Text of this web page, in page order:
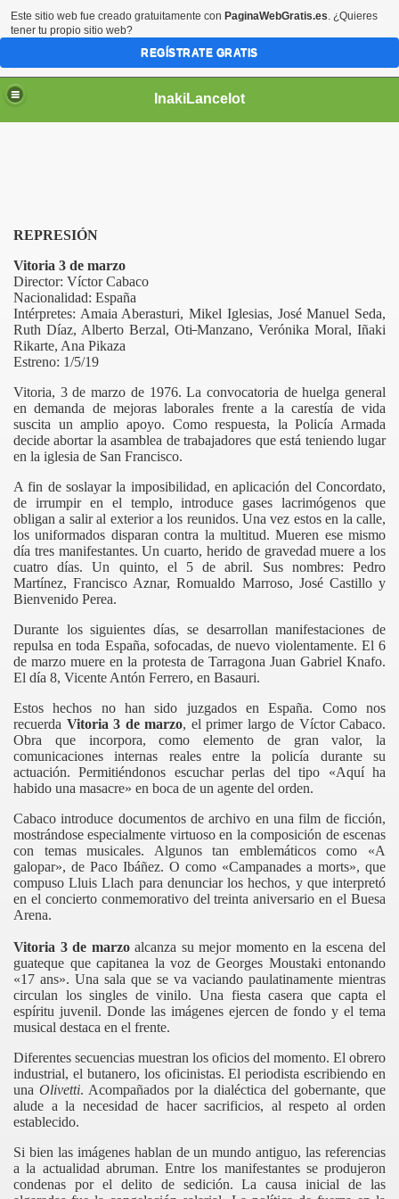
InakiLancelot
REPRESIÓN
Vitoria 3 de marzo
Director: Víctor Cabaco
Nacionalidad: España
Intérpretes: Amaia Aberasturi, Mikel Iglesias, José Manuel Seda,
Ruth Díaz, Alberto Berzal, Oti Manzano, Verónika Moral, Iñaki
Rikarte, Ana Pikaza
Estreno: 1/5/19
Vitoria, 3 de marzo de 1976. La convocatoria de huelga general
en demanda de mejoras laborales frente a la carestía de vida
suscita un amplio apoyo. Como respuesta, la Policía Armada
decide abortar la asamblea de trabajadores que está teniendo lugar
en la iglesia de San Francisco.
A fin de soslayar la imposibilidad, en aplicación del Concordato,
de irrumpir en el templo, introduce gases lacrimógenos que
obligan a salir al exterior a los reunidos. Una vez estos en la calle,
los uniformados disparan contra la multitud. Mueren ese mismo
día tres manifestantes. Un cuarto, herido de gravedad muere a los
cuatro días. Un quinto, el 5 de abril. Sus nombres: Pedro
Martínez, Francisco Aznar, Romualdo Marroso, José Castillo y
Bienvenido Perea.
Durante los siguientes días, se desarrollan manifestaciones de
repulsa en toda España, sofocadas, de nuevo violentamente. El 6
de marzo muere en la protesta de Tarragona Juan Gabriel Knafo.
El día 8, Vicente Antón Ferrero, en Basauri.
Estos hechos no han sido juzgados en España. Como nos
recuerda Vitoria 3 de marzo, el primer largo de Víctor Cabaco.
Obra que incorpora, como elemento de gran valor, la
comunicaciones internas reales entre la policía durante su
actuación. Permitiéndonos escuchar perlas del tipo «Aquí ha
habido una masacre» en boca de un agente del orden.
Cabaco introduce documentos de archivo en una film de ficción,
mostrándose especialmente virtuoso en la composición de escenas
con temas musicales. Algunos tan emblemáticos como «A
galopar», de Paco Ibáñez. O como «Campanades a morts», que
compuso Lluis Llach para denunciar los hechos, y que interpretó
en el concierto conmemorativo del treinta aniversario en el Buesa
Arena.
Vitoria 3 de marzoalcanza su mejor momento en la escena del
guateque que capitanea la voz de Georges Moustaki entonando
«17 ans». Una sala que se va vaciando paulatinamente mientras
circulan los singles de vinilo. Una fiesta casera que capta el
espíritu juvenil. Donde las imágenes ejercen de fondo y el tema
musical destaca en el frente.
Diferentes secuencias muestran los oficios del momento. El obrero
industrial, el butanero, los oficinistas. El periodista escribiendo en
una Olivetti. Acompañados por la dialéctica del gobernante, que
alude a la necesidad de hacer sacrificios, al respeto al orden
establecido.
Si bien las imágenes hablan de un mundo antiguo, las referencias
a la actualidad abruman. Entre los manifestantes se produjeron
condenas por el delito de sedición. La causa inicial de las
muerto
Este sitio web fue creado gratuitamente con PaginaWebGratis.es. ¿Quieres
tener tu propio sitio web?
REGÍSTRATE GRATIS